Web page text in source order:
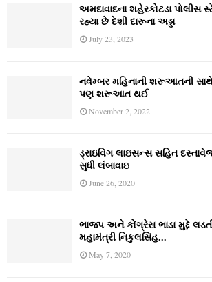
અમદાવાદના શહેરકોટડા પોલીસ
રહ્યા છે દેશી દારૂના અડ્ડા
July 23, 2023
નવેમ્‍બર મહિનાની શરૂઆતની
પણ શરૂઆત થઈ
November 2, 2022
ડ્રાઇવિંગ લાઇસન્સ સહિત
સુધી લંબાવાઇ
June 26, 2020
ભાજપ અને કોંગ્રેસ ભાડા મુદ્દે
મહામંત્રી નિકુલસિંહ...
May 7, 2020